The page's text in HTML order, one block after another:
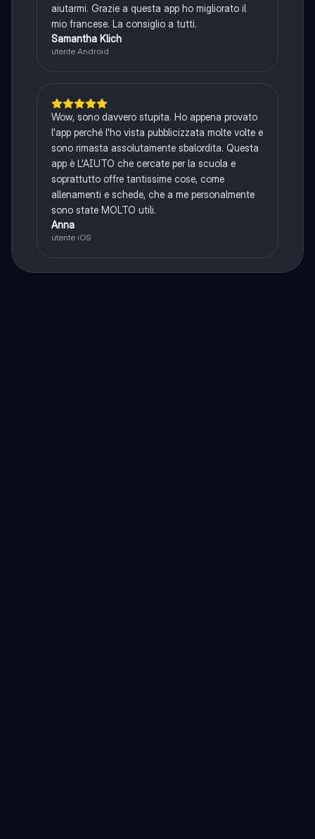
aiutarmi. Grazie a questa app ho migliorato il
mio francese. La consiglio a tutti.
Samantha Klich
utente Android
Wow, sono davvero stupita. Ho appena provato
l'app perché l'ho vista pubblicizzata molte volte e
sono rimasta assolutamente sbalordita. Questa
app è L'AIUTO che cercate per la scuola e
soprattutto offre tantissime cose, come
allenamenti e schede, che a me personalmente
sono state MOLTO utili.
Anna
utente iOS